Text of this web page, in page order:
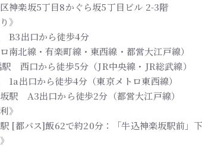
神楽坂5丁目8かぐら坂5丁目ビル 2-3階
》
出口から徒歩4分
ロ南北線・有楽町線・東西線・都営大江戸線）
西口から徒歩5分（JR中央線・JR総武線）
出口から徒歩4分（東京メトロ東西線）
駅 A3出口から徒歩2分（都営大江戸線）
》
[都バス]飯62で約20分：「牛込神楽坂駅前」